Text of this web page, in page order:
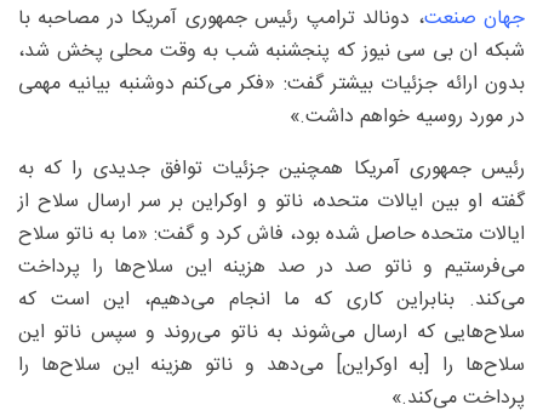
جهان صنعت، دونالد ترامپ رئیس جمهوری آمریکا در مصاحبه با
شبکه ان بی سی نیوز که پنجشنبه شب به وقت محلی پخش شد،
بدون ارائه جزئیات بیشتر گفت: «فکر می‌کنم دوشنبه بیانیه مهمی
در مورد روسیه خواهم داشت.»
رئیس جمهوری آمریکا همچنین جزئیات توافق جدیدی را که به
گفته او بین ایالات متحده، ناتو و اوکراین بر سر ارسال سلاح از
ایالات متحده حاصل شده بود، فاش کرد و گفت: «ما به ناتو سلاح
می‌فرستیم و ناتو صد در صد هزینه این سلاح‌ها را پرداخت
می‌کند. بنابراین کاری که ما انجام می‌دهیم، این است که
سلاح‌هایی که ارسال می‌شوند به ناتو می‌روند و سپس ناتو این
سلاح‌ها را [به اوکراین] می‌دهد و ناتو هزینه این سلاح‌ها را
پرداخت می‌کند.»